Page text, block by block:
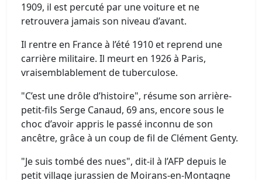
1909, il est percuté par une voiture et ne
retrouvera jamais son niveau d’avant.
Il rentre en France à l’été 1910 et reprend une
carrière militaire. Il meurt en 1926 à Paris,
vraisemblablement de tuberculose.
"C’est une drôle d’histoire", résume son arrière-
petit-fils Serge Canaud, 69 ans, encore sous le
choc d’avoir appris le passé inconnu de son
ancêtre, grâce à un coup de fil de Clément Genty.
"Je suis tombé des nues", dit-il à l’AFP depuis le
petit village jurassien de Moirans-en-Montagne